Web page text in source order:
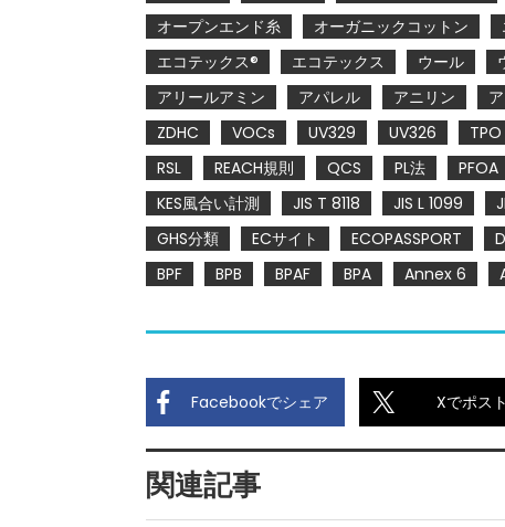
オープンエンド糸
オーガニックコットン
エコテックス®
エコテックス ウール
アリールアミン
アパレル アニリン
ZDHC
VOCs UV329 UV326 TPO
RSL
REACH規則 QCS PL法 PFOA
KES風合い計測
JIS T 8118 JIS L 1099
GHS分類
ECサイト ECOPASSPORT
BPF
BPB BPAF BPA Annex 6
Facebookでシェア Xでポスト
関連記事